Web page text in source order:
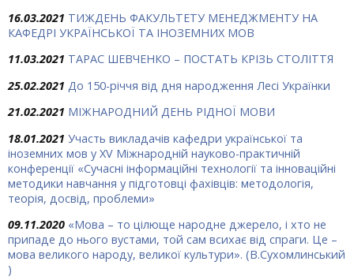
16.03.2021 ТИЖДЕНЬ ФАКУЛЬТЕТУ МЕНЕДЖМЕНТУ НА
КАФЕДРІ УКРАЇНСЬКОЇ ТА ІНОЗЕМНИХ МОВ
11.03.2021 ТАРАС ШЕВЧЕНКО – ПОСТАТЬ КРІЗЬ СТОЛІТТЯ
25.02.2021 До 150-річчя від дня народження Лесі Українки
21.02.2021 МІЖНАРОДНИЙ ДЕНЬ РІДНОЇ МОВИ
18.01.2021 Участь викладачів кафедри української та
іноземних мов у XV Міжнародній науково-практичній
конференції «Сучасні інформаційні технології та інноваційні
методики навчання у підготовці фахівців: методологія,
теорія, досвід, проблеми»
09.11.2020 «Мова – то цілюще народ­не джерело, і хто не
припаде до нього вустами, той сам всихає від спраги. Це –
мова великого народу, великої культури». (В.Сухомлинський
)